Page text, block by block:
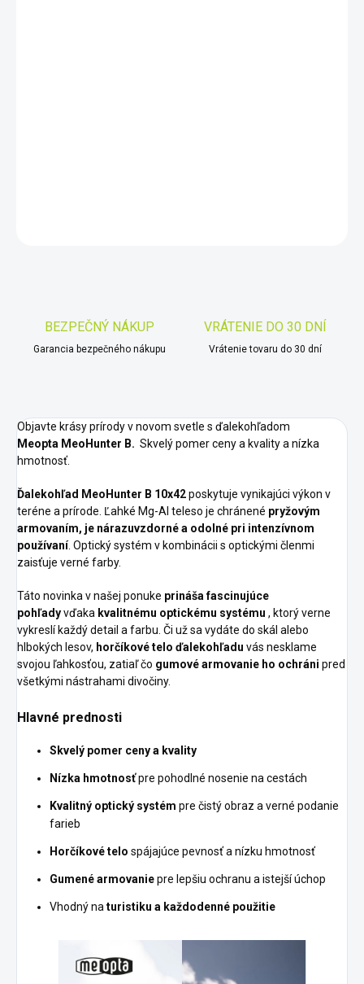
BEZPEČNÝ NÁKUP
Garancia bezpečného nákupu
VRÁTENIE DO 30 DNÍ
Vrátenie tovaru do 30 dní
Objavte krásy prírody v novom svetle s ďalekohľadom
Meopta MeoHunter B. Skvelý pomer ceny a kvality a nízka
hmotnosť.
Ďalekohľad MeoHunter B 10x42poskytuje vynikajúci výkon v
teréne a prírode. Ľahké Mg-Al teleso je chránené pryžovým
armovaním, je nárazuvzdorné a odolné pri intenzívnom
používaní. Optický systém v kombinácii s optickými členmi
zaisťuje verné farby.
Táto novinka v našej ponuke prináša fascinujúce
pohľadyvďaka kvalitnému optickému systému , ktorý verne
vykreslí každý detail a farbu. Či už sa vydáte do skál alebo
hlbokých lesov, horčíkové telo ďalekohľadu vás nesklame
svojou ľahkosťou, zatiaľ čo gumové armovanie ho ochráni pred
všetkými nástrahami divočiny.
Hlavné prednosti
Skvelý pomer ceny a kvality
Nízka hmotnosťpre pohodlné nosenie na cestách
Kvalitný optický systém pre čistý obraz a verné podanie
farieb
Horčíkové telo spájajúce pevnosť a nízku hmotnosť
Gumené armovaniepre lepšiu ochranu a istejší úchop
Vhodný na turistiku a každodenné použitie